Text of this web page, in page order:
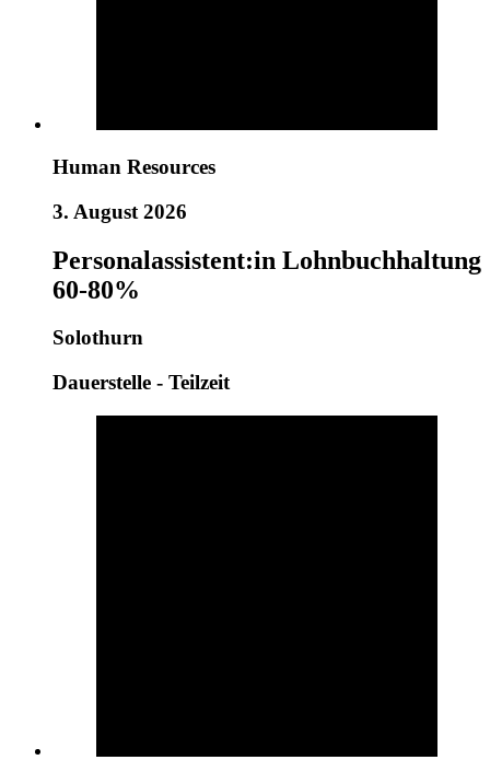
Human Resources
3. August 2026
Personalassistent:in Lohnbuchhaltung
60-80%
Solothurn
Dauerstelle - Teilzeit